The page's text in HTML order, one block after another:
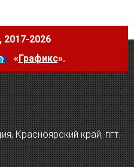
, 2017-2026
«Графикс».
Красноярский край, пгт.